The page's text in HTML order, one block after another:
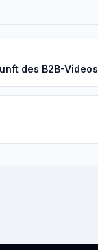
des B2B-Videos